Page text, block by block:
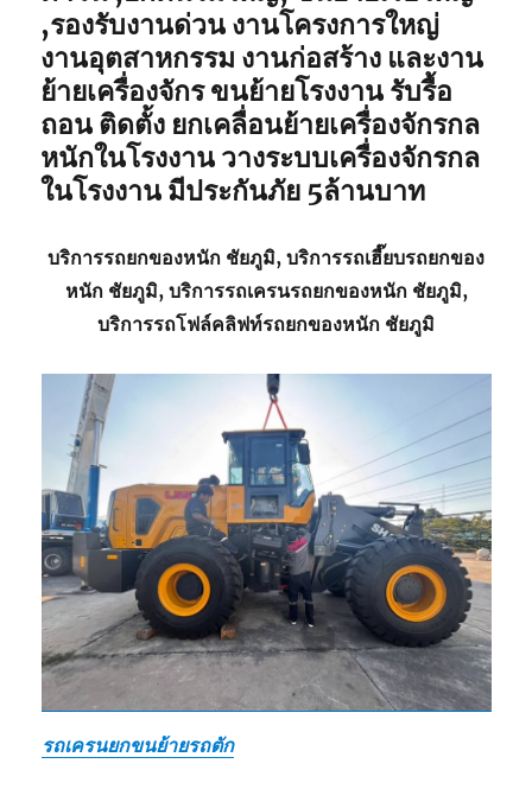
,รองรับงานด่วน งานโครงการใหญ่
งานอุตสาหกรรม งานก่อสร้าง และงาน
ย้ายเครื่องจักร ขนย้ายโรงงาน รับรื้อ
ถอน ติดตั้ง ยกเคลื่อนย้ายเครื่องจักรกล
หนักในโรงงาน วางระบบเครื่องจักรกล
ในโรงงาน มีประกันภัย 5ล้านบาท
บริการรถยกของหนัก ชัยภูมิ, บริการรถเฮี๊ยบรถยกของ
หนัก ชัยภูมิ, บริการรถเครนรถยกของหนัก ชัยภูมิ,
บริการรถโฟล์คลิฟท์รถยกของหนัก ชัยภูมิ
รถเครนยกขนย้ายรถตัก